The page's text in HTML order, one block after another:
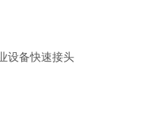
设备快速接头